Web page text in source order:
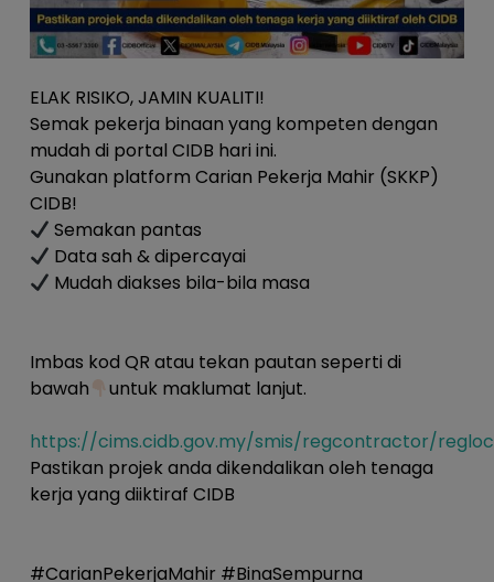
ELAK RISIKO, JAMIN KUALITI!
Semak pekerja binaan yang kompeten dengan
mudah di portal CIDB hari ini.
Gunakan platform Carian Pekerja Mahir (SKKP)
CIDB!
Semakan pantas
Data sah & dipercayai
Mudah diakses bila-bila masa
Imbas kod QR atau tekan pautan seperti di
bawah
untuk maklumat lanjut.
https://cims.cidb.gov.my/smis/regcontractor/
Pastikan projek anda dikendalikan oleh tenaga
kerja yang diiktiraf CIDB
#CarianPekerjaMahir #BinaSempurna